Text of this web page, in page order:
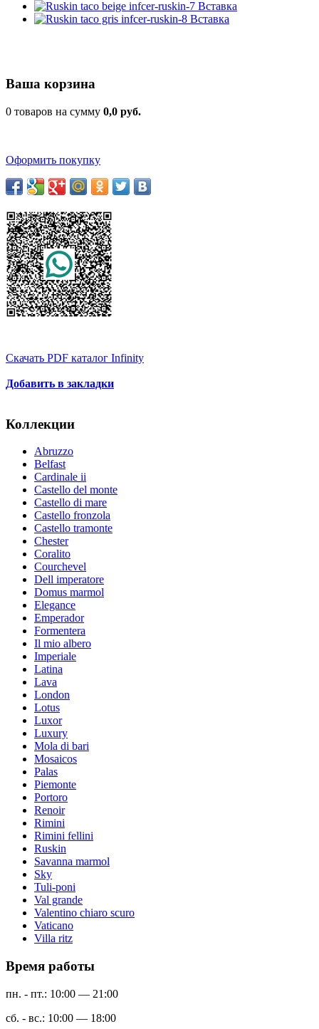
Ваша корзина
0 товаров на сумму 0,0 руб.
Оформить покупку
Скачать PDF каталог Infinity
Добавить в закладки
Коллекции
Abruzzo
Belfast
Cardinale ii
Castello del monte
Castello di mare
Castello fronzola
Castello tramonte
Chester
Coralito
Courchevel
Dell imperatore
Domus marmol
Elegance
Emperador
Formentera
Il mio albero
Imperiale
Latina
Lava
London
Lotus
Luxor
Luxury
Mola di bari
Mosaicos
Palas
Piemonte
Portoro
Renoir
Rimini
Rimini fellini
Ruskin
Savanna marmol
Sky
Tuli-poni
Val grande
Valentino chiaro scuro
Vaticano
Villa ritz
Время работы
пн. - пт.: 10:00 — 21:00
сб. - вс.: 10:00 — 18:00